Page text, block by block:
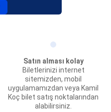
Satın alması kolay
Biletlerinizi internet
sitemizden, mobil
uygulamamızdan veya Kamil
Koç bilet satış noktalarından
alabilirsiniz.